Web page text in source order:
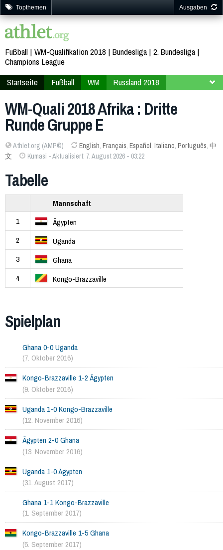
Topthemen Ausgaben
Fußball WM-Qualifikation 2018 Bundesliga 2. Bundesliga
Champions League
Startseite
Fußball WM
Russland 2018
WM-Quali 2018 Afrika : Dritte
Runde Gruppe E
Athlet.org (AMP©) English, Français, Español, Italiano, Português, 中
文
Kumasi - Aktualisiert: 7. August 2026 - 03:22
Tabelle
Mannschaft
1
Ägypten
2
Uganda
3
Ghana
4
Kongo-Brazzaville
Spielplan
Ghana 0-0 Uganda
(7. Oktober 2016)
Kongo-Brazzaville 1-2 Ägypten
(9. Oktober 2016)
Uganda 1-0 Kongo-Brazzaville
(12. November 2016)
Ägypten 2-0 Ghana
(13. November 2016)
Uganda 1-0 Ägypten
(31. August 2017)
Ghana 1-1 Kongo-Brazzaville
(1. September 2017)
Kongo-Brazzaville 1-5 Ghana
(5. September 2017)